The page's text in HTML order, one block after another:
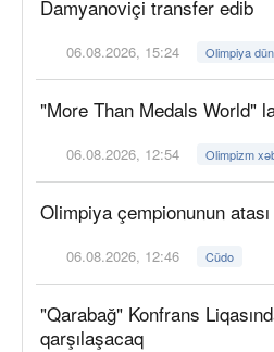
Damyanoviçi transfer edib
06.08.2026, 15:24 Olimpiya
"More Than Medals World"
06.08.2026, 12:54 Olimpizm
Olimpiya çempionunun
06.08.2026, 12:46 Cüdo
"Qarabağ" Konfrans
qarşılaşacaq